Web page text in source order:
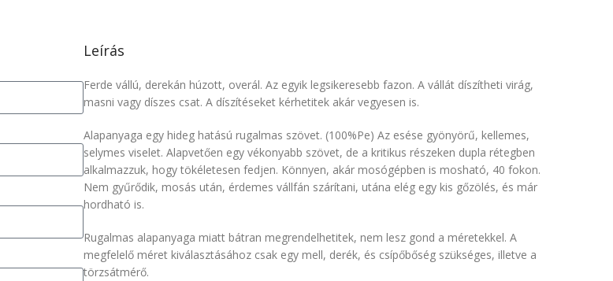
Leírás
Ferde vállú, derekán húzott, overál. Az egyik legsikeresebb fazon. A vállát díszítheti virág,
masni vagy díszes csat. A díszítéseket kérhetitek akár vegyesen is.
Alapanyaga egy hideg hatású rugalmas szövet. (100%Pe) Az esése gyönyörű, kellemes,
selymes viselet. Alapvetően egy vékonyabb szövet, de a kritikus részeken dupla rétegben
alkalmazzuk, hogy tökéletesen fedjen. Könnyen, akár mosógépben is mosható, 40 fokon.
Nem gyűrődik, mosás után, érdemes vállfán szárítani, utána elég egy kis gőzölés, és már
hordható is.
Rugalmas alapanyaga miatt bátran megrendelhetitek, nem lesz gond a méretekkel. A
megfelelő méret kiválasztásához csak egy mell, derék, és csípőbőség szükséges, illetve a
törzsátmérő.